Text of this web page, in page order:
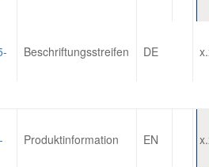
Beschriftungsstreifen DE
Produktinformation EN